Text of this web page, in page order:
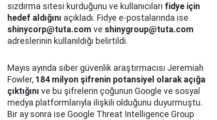
sızdırma sitesi kurduğunu ve kullanıcıları fidye için
hedef aldığını açıkladı. Fidye e-postalarında ise
shinycorp@tuta.com ve shinygroup@tuta.com
adreslerinin kullanıldığı belirtildi.
Mayıs ayında siber güvenlik araştırmacısı Jeremiah
Fowler, 184 milyon şifrenin potansiyel olarak açığa
çıktığını ve bu şifrelerin çoğunun Google ve sosyal
medya platformlarıyla ilişkili olduğunu duyurmuştu.
Bir ay sonra ise Google Threat Intelligence Group